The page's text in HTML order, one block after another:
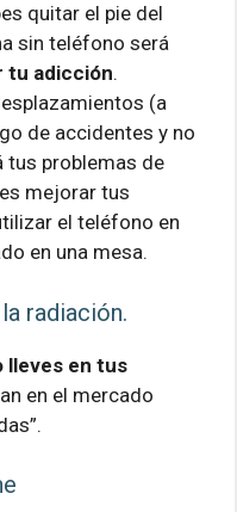
quitar el pie del
sin teléfono será
tu adicción.
(a
de accidentes y no
tus problemas de
mejorar tus
el teléfono en
en una mesa.
radiación.
lleves en tus
en el mercado